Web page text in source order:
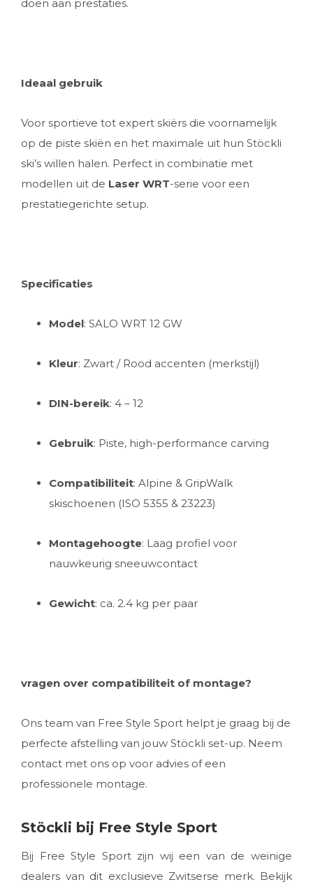
doen aan prestaties.
Ideaal gebruik
Voor sportieve tot expert skiërs die voornamelijk
op de piste skiën en het maximale uit hun Stöckli
ski’s willen halen. Perfect in combinatie met
modellen uit de Laser WRT-serie voor een
prestatiegerichte setup.
Specificaties
Model: SALO WRT 12 GW
Kleur: Zwart / Rood accenten (merkstijl)
DIN-bereik: 4 – 12
Gebruik: Piste, high-performance carving
Compatibiliteit: Alpine & GripWalk
skischoenen (ISO 5355 & 23223)
Montagehoogte: Laag profiel voor
nauwkeurig sneeuwcontact
Gewicht: ca. 2.4 kg per paar
vragen over compatibiliteit of montage?
Ons team van Free Style Sport helpt je graag bij de
perfecte afstelling van jouw Stöckli set-up. Neem
contact met ons op voor advies of een
professionele montage.
Stöckli bij Free Style Sport
Bij Free Style Sport zijn wij een van de weinige
dealers van dit exclusieve Zwitserse merk. Bekijk